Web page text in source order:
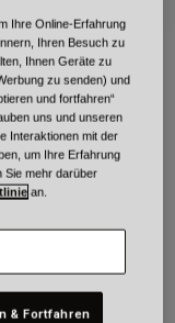
40% OFF
Ihre Online-Erfahrung
Ihren Besuch zu
Ihnen Geräte zu
zu senden) und
und fortfahren“
uns und unseren
Interaktionen mit der
um Ihre Erfahrung
Sie mehr darüber
an.
& Fortfahren